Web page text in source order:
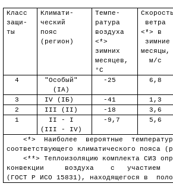
Класс
защи-
ты
Климати-
ческий
пояс
(регион)
Темпе-
ратура
воздуха
<*>
зимних
месяцев,
°C
Скорость
ветра
<*> в
зимние
месяцы,
м/с
4
"Особый"
( IА)
-25 6,8
3 IV ( IБ) -41 1,3
2
III (II) -18 3,6
1
II - I
(III - IV)
-9,7 5,6
<*> Наиболее вероятные
соответствующего климатического пояса
<**> Теплоизоляцию комплекта СИЗ
конвекции
воздуха с участием
(ГОСТ Р ИСО 15831), находящегося в